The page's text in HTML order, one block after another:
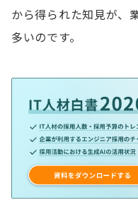
から得られた知見が、
多いのです。